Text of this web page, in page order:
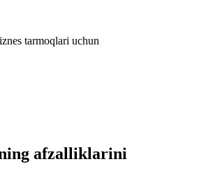
tarmoqlari uchun
afzalliklarini